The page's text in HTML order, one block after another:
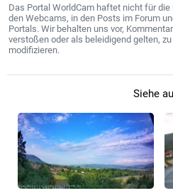
Das Portal WorldCam haftet nicht für
den Webcams, in den Posts im Forum
Portals. Wir behalten uns vor,
verstoßen oder als beleidigend gelten,
modifizieren.
Siehe